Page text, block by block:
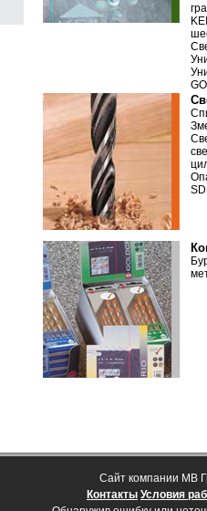
Cайт компании МВ
Контакты Условия